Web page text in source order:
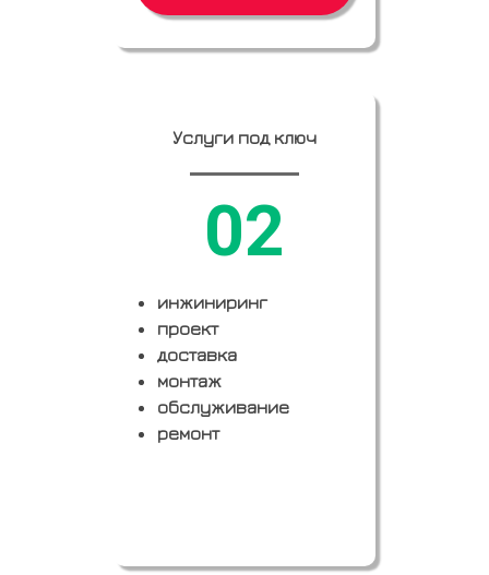
Услуги под ключ
02
инжиниринг
проект
доставка
монтаж
обслуживание
ремонт